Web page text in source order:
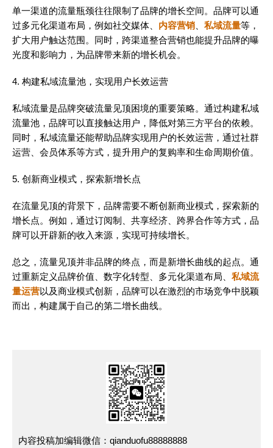
单一渠道的流量瓶颈往往限制了品牌的增长空间。品牌可以通
过多元化渠道布局，例如社交媒体、 内容营销、 私域流量等，
扩大用户触达范围。同时，跨渠道整合营销也能提升品牌的曝
光度和影响力，为品牌带来新的增长机会。
4. 构建私域流量池，实现用户长效运营
私域流量是品牌突破流量见顶困境的重要策略。通过构建私域
流量池，品牌可以直接触达用户，降低对第三方平台的依赖。
同时，私域流量还能帮助品牌实现用户的长效运营，通过社群
运营、会员体系等方式，提升用户的复购率和生命周期价值。
5. 创新商业模式，探索新增长点
在流量见顶的背景下，品牌需要不断创新商业模式，探索新的
增长点。例如，通过订阅制、共享经济、跨界合作等方式，品
牌可以开辟新的收入来源，实现可持续增长。
总之，流量见顶并非品牌的终点，而是新增长曲线的起点。通
过重新定义品牌价值、数字化转型、多元化渠道布局、 私域流
量运营以及商业模式创新，品牌可以在激烈的市场竞争中脱颖
而出，构建属于自己的第二增长曲线。
内容投稿加编辑微信：qianduofu88888888